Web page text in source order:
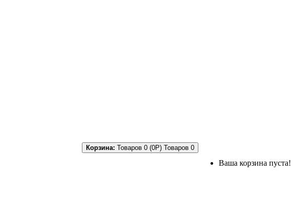
Корзина: Товаров 0 (0Р) Товаров 0
Ваша корзина пуста!